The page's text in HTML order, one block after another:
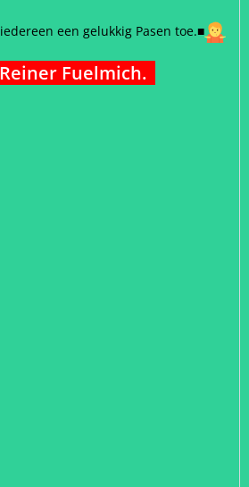
een gelukkig Pasen toe.■
Fuelmich.